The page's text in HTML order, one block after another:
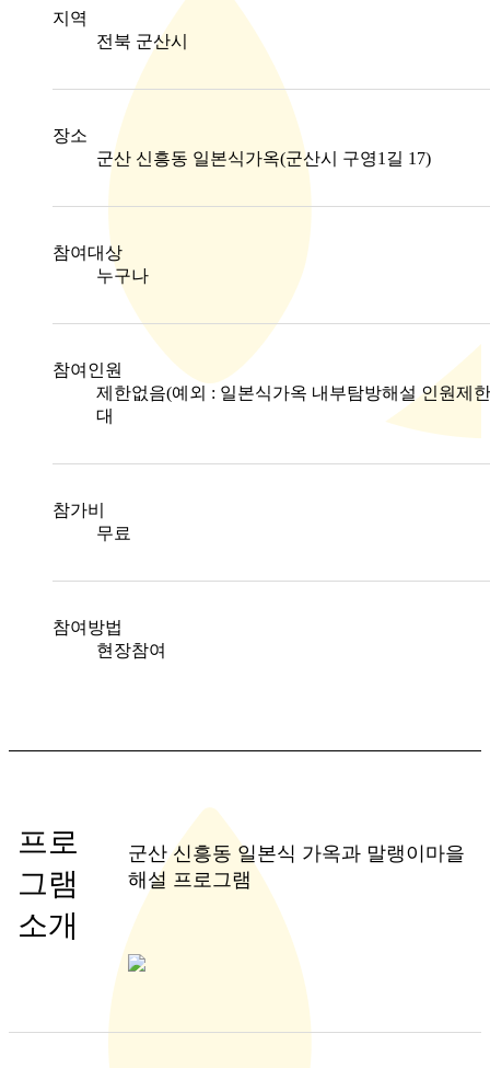
지역
전북 군산시
장소
군산 신흥동 일본식가옥(군산시 구영1길 17)
참여대상
누구나
참여인원
제한없음(예외 : 일본식가옥 내부탐방해설 인원제
대
참가비
무료
참여방법
현장참여
프로
그램
소개
군산 신흥동 일본식 가옥과 말랭이마을
해설 프로그램